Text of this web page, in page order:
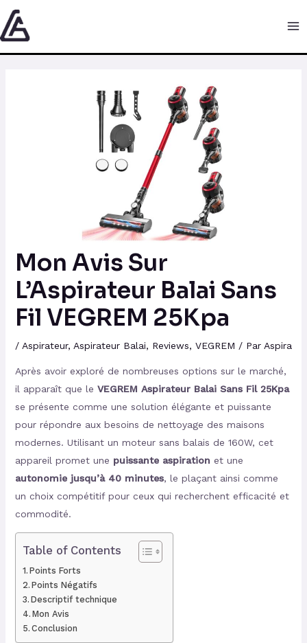
Aller
au
contenu
Mon Avis Sur
L’Aspirateur Balai Sans
Fil VEGREM 25Kpa
/ Aspirateur, Aspirateur Balai, Reviews, VEGREM / Par Aspira
Après avoir exploré de nombreuses options sur le marché,
il apparaît que le VEGREM Aspirateur Balai Sans Fil 25Kpa
se présente comme une solution élégante et puissante
pour répondre aux besoins de nettoyage des maisons
modernes. Utilisant un moteur sans balais de 160W, cet
appareil promet une puissante aspiration et une
autonomie jusqu’à 40 minutes, le plaçant ainsi comme
un choix compétitif pour ceux qui recherchent efficacité et
commodité.
Table of Contents
Points Forts
Points Négatifs
Descriptif technique
Mon Avis
Conclusion